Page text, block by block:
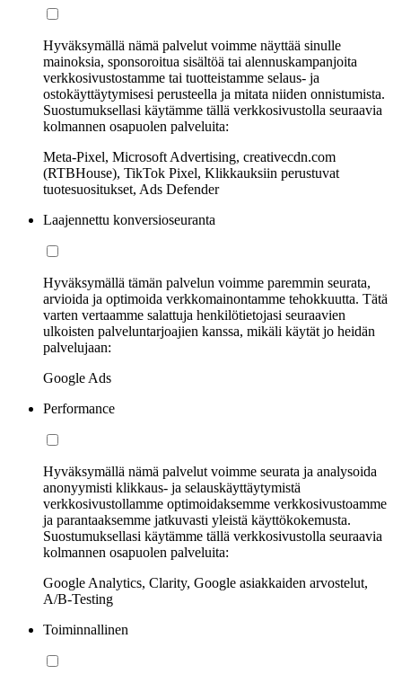
Hyväksymällä nämä palvelut voimme näyttää sinulle
mainoksia, sponsoroitua sisältöä tai alennuskampanjoita
verkkosivustostamme tai tuotteistamme selaus- ja
ostokäyttäytymisesi perusteella ja mitata niiden onnistumista.
Suostumuksellasi käytämme tällä verkkosivustolla seuraavia
kolmannen osapuolen palveluita:
Meta-Pixel, Microsoft Advertising, creativecdn.com
(RTBHouse), TikTok Pixel, Klikkauksiin perustuvat
tuotesuositukset, Ads Defender
Laajennettu konversioseuranta
Hyväksymällä tämän palvelun voimme paremmin seurata,
arvioida ja optimoida verkkomainontamme tehokkuutta. Tätä
varten vertaamme salattuja henkilötietojasi seuraavien
ulkoisten palveluntarjoajien kanssa, mikäli käytät jo heidän
palvelujaan:
Google Ads
Performance
Hyväksymällä nämä palvelut voimme seurata ja analysoida
anonyymisti klikkaus- ja selauskäyttäytymistä
verkkosivustollamme optimoidaksemme verkkosivustoamme
ja parantaaksemme jatkuvasti yleistä käyttökokemusta.
Suostumuksellasi käytämme tällä verkkosivustolla seuraavia
kolmannen osapuolen palveluita:
Google Analytics, Clarity, Google asiakkaiden arvostelut,
A/B-Testing
Toiminnallinen